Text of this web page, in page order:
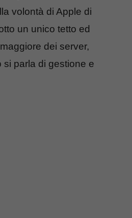
volontà di Apple di
un unico tetto ed
dei server,
si parla di gestione e